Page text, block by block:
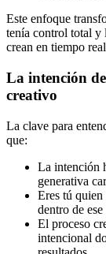
Este enfoque
tenía control total y
crean en tiempo
La intención
creativo
La clave para
que:
La intención
generativa
Eres tú
dentro de
El proceso
intencional